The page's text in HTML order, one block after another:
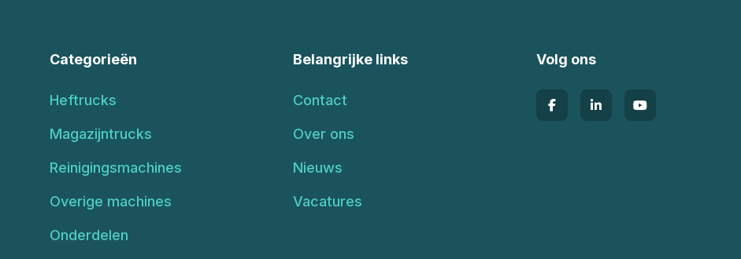
Categorieën
Heftrucks
Magazijntrucks
Reinigingsmachines
Overige machines
Onderdelen
Belangrijke links
Contact
Over ons
Nieuws
Vacatures
Volg ons